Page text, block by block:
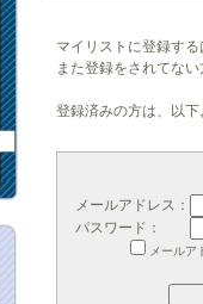
マイリストに登録す
また登録をされてな
登録済みの方は、以
メールアドレス：
パスワード：
メールア